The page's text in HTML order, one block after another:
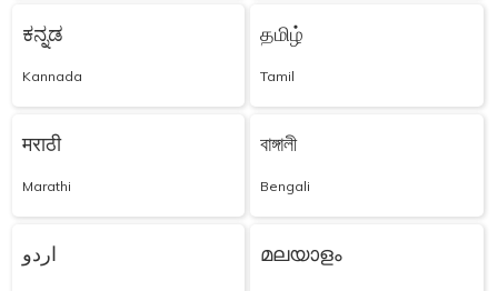
ಕನ್ನಡ
Kannada
தமிழ்
Tamil
मराठी
Marathi
বাঙ্গালী
Bengali
اردو മലയാളം